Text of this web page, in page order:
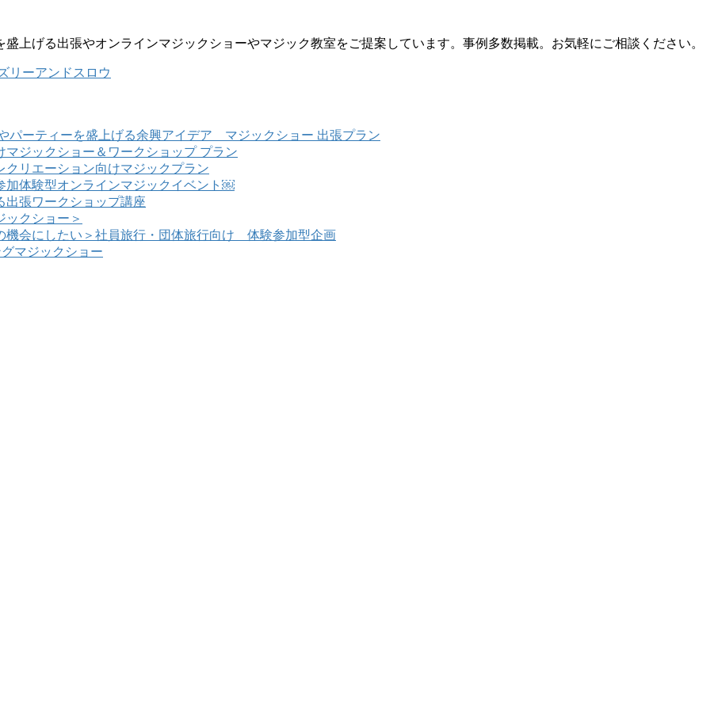
上げる出張やオンラインマジックショーやマジック教室をご提案しています。事例多数掲載。お気軽にご相談ください。
リーアンドスロウ
パーティーを盛上げる余興アイデア マジックショー 出張プラン
マジックショー＆ワークショップ プラン
クリエーション向けマジックプラン
加体験型オンラインマジックイベント￼
出張ワークショップ講座
クショー＞
機会にしたい＞社員旅行・団体旅行向け 体験参加型企画
マジックショー